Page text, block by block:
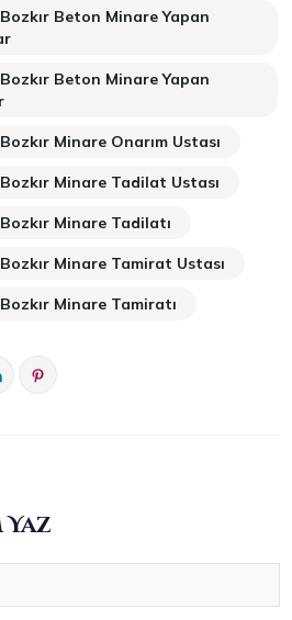
Beton Minare Yapan
Beton Minare Yapan
Minare Onarım Ustası
Minare Tadilat Ustası
Minare Tadilatı
Minare Tamirat Ustası
Minare Tamiratı